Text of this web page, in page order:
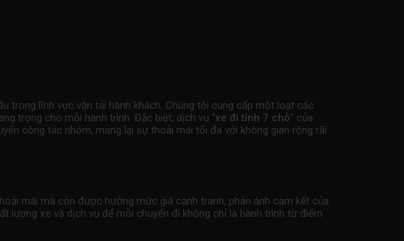
trong lĩnh vực vận tải hành khách. Chúng tôi cung cấp một loạt các
trọng cho mỗi hành trình. Đặc biệt, dịch vụ “xe đi tỉnh 7 chỗ” của
công tác nhóm, mang lại sự thoải mái tối đa với không gian rộng rãi
mái mà còn được hưởng mức giá cạnh tranh, phản ánh cam kết của
lượng xe và dịch vụ để mỗi chuyến đi không chỉ là hành trình từ điểm